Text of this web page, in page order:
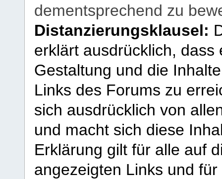
dementsprechend zu
Distanzierungsklausel:
erklärt ausdrücklich,
Gestaltung und die
Links des Forums zu
sich ausdrücklich von
und macht sich diese
Erklärung gilt für alle auf
angezeigten Links und